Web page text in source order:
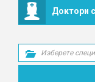
Доктори